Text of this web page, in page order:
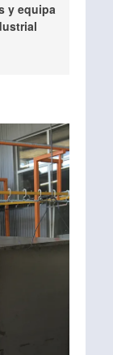
y equipa